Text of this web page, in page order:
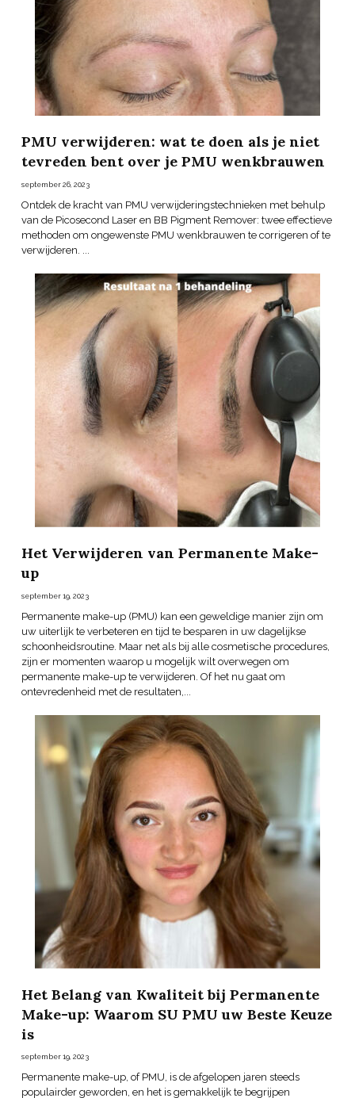
PMU verwijderen: wat te doen als je niet
tevreden bent over je PMU wenkbrauwen
september 26, 2023
Ontdek de kracht van PMU verwijderingstechnieken met behulp
van de Picosecond Laser en BB Pigment Remover: twee effectieve
methoden om ongewenste PMU wenkbrauwen te corrigeren of te
verwijderen. ...
Het Verwijderen van Permanente Make-
up
september 19, 2023
Permanente make-up (PMU) kan een geweldige manier zijn om
uw uiterlijk te verbeteren en tijd te besparen in uw dagelijkse
schoonheidsroutine. Maar net als bij alle cosmetische procedures,
zijn er momenten waarop u mogelijk wilt overwegen om
permanente make-up te verwijderen. Of het nu gaat om
ontevredenheid met de resultaten,...
Het Belang van Kwaliteit bij Permanente
Make-up: Waarom SU PMU uw Beste Keuze
is
september 19, 2023
Permanente make-up, of PMU, is de afgelopen jaren steeds
populairder geworden, en het is gemakkelijk te begrijpen